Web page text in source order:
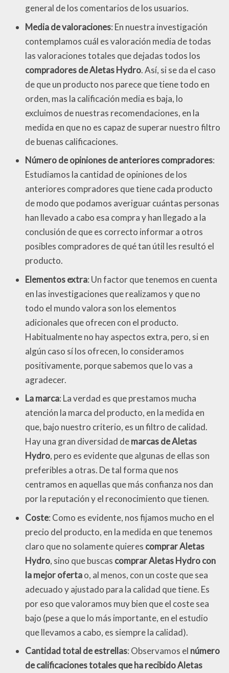
general de los comentarios de los usuarios.
Media de valoraciones: En nuestra investigación
contemplamos cuál es valoración media de todas
las valoraciones totales que dejadas todos los
compradores de Aletas Hydro. Así, si se da el caso
de que un producto nos parece que tiene todo en
orden, mas la calificación media es baja, lo
excluimos de nuestras recomendaciones, en la
medida en que no es capaz de superar nuestro filtro
de buenas calificaciones.
Número de opiniones de anteriores compradores:
Estudiamos la cantidad de opiniones de los
anteriores compradores que tiene cada producto
de modo que podamos averiguar cuántas personas
han llevado a cabo esa compra y han llegado a la
conclusión de que es correcto informar a otros
posibles compradores de qué tan útil les resultó el
producto.
Elementos extra: Un factor que tenemos en cuenta
en las investigaciones que realizamos y que no
todo el mundo valora son los elementos
adicionales que ofrecen con el producto.
Habitualmente no hay aspectos extra, pero, si en
algún caso sí los ofrecen, lo consideramos
positivamente, porque sabemos que lo vas a
agradecer.
La marca: La verdad es que prestamos mucha
atención la marca del producto, en la medida en
que, bajo nuestro criterio, es un filtro de calidad.
Hay una gran diversidad demarcas de Aletas
Hydro, pero es evidente que algunas de ellas son
preferibles a otras. De tal forma que nos
centramos en aquellas que más confianza nos dan
por la reputación y el reconocimiento que tienen.
Coste: Como es evidente, nos fijamos mucho en el
precio del producto, en la medida en que tenemos
claro que no solamente quieres comprar Aletas
Hydro, sino que buscas comprar Aletas Hydro con
la mejor ofertao, al menos, con un coste que sea
adecuado y ajustado para la calidad que tiene. Es
por eso que valoramos muy bien que el coste sea
bajo (pese a que lo más importante, en el estudio
que llevamos a cabo, es siempre la calidad).
Cantidad total de estrellas: Observamos el número
de calificaciones totales que ha recibido Aletas